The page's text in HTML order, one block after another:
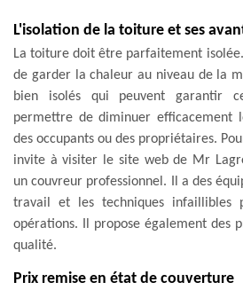
L'isolation de la toiture et ses
La toiture doit être parfaitement
de garder la chaleur au niveau de la
bien isolés qui peuvent garantir
permettre de diminuer efficacement
des occupants ou des propriétaires.
invite à visiter le site web de Mr
un couvreur professionnel. Il a des
travail et les techniques infaillibles
opérations. Il propose également des
qualité.
Prix remise en état de couverture